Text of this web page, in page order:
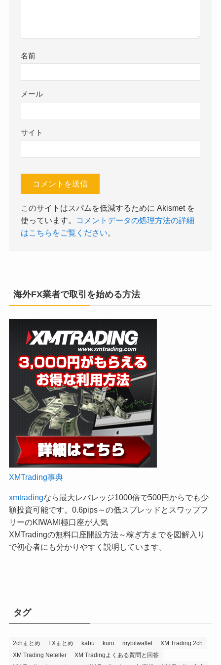
名前
メール
サイト
このサイトはスパムを低減するために Akismet を
使っています。
コメントデータの処理方法の詳細
はこちらをご覧ください。
海外FX業者で取引を始める方法
XMTrading事典
xmtradingなら最大レバレッジ1000倍で500円からでも少
額投資可能です。0.6pips～の低スプレッドとスワップフ
リーのKIWAMI極口座が人気
XMTradingの無料口座開設方法～稼ぎ方までを図解入り
で初心者にも分かりやすく説明しています。
タグ
2chまとめ FXまとめ kabu kuro mybitwallet
XM Trading 2ch
XM Trading Neteller
XM Tradingよくある質問と回答